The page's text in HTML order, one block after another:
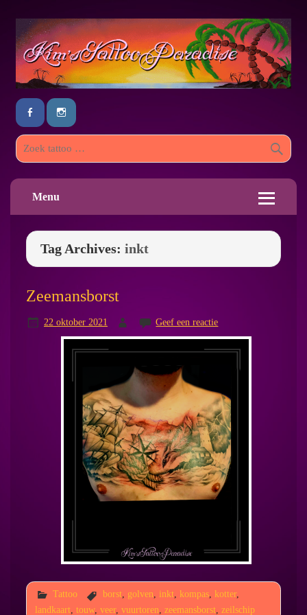
Menu
Tag Archives: inkt
Zeemansborst
22 oktober 2021 Geef een reactie
Tattoo borst, golven inkt, kompas, kotter,
landkaart, touw, veer, vuurtoren zeemansborst, zeilschip